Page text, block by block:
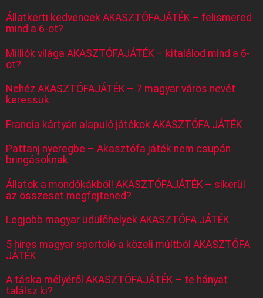
Állatkerti kedvencek AKASZTÓFAJÁTÉK – felismered
mind a 6-ot?
Milliók világa AKASZTÓFAJÁTÉK – kitalálod mind a 6-
ot?
Nehéz AKASZTÓFAJÁTÉK – 7 magyar város nevét
keressük
Francia kártyán alapuló játékok AKASZTÓFA JÁTÉK
Pattanj nyeregbe – Akasztófa játék nem csupán
bringásoknak
Állatok a mondókákból! AKASZTÓFAJÁTÉK – sikerül
az összeset megfejtened?
Legjobb magyar üdülőhelyek AKASZTÓFA JÁTÉK
5 híres magyar sportoló a közeli múltból AKASZTÓFA
JÁTÉK
A táska mélyéről AKASZTÓFAJÁTÉK – te hányat
találsz ki?